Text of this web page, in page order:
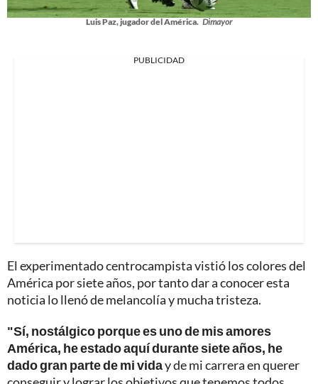
Luis Paz, jugador del América. Dimayor
PUBLICIDAD
El experimentado centrocampista vistió los colores del
América por siete años, por tanto dar a conocer esta
noticia lo llenó de melancolía y mucha tristeza.
"Sí, nostálgico porque es uno de mis amores
América, he estado aquí durante siete años, he
dado gran parte de mi viday de mi carrera en querer